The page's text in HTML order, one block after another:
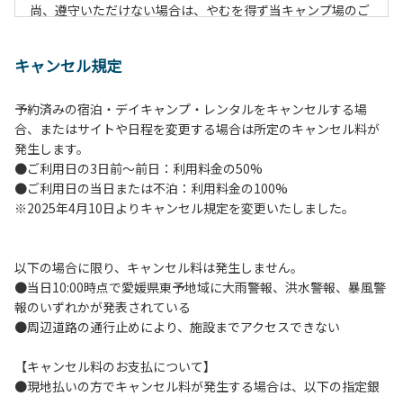
尚、遵守いただけない場合は、やむを得ず当キャンプ場のご
【ご案内ならびに注意事項】
２．利⽤上のルールを遵守いただき、ご⾃⾝で事故の防⽌に
努めてください。
３．安全管理上、お⼦さまの単独での⾏動はご遠慮くださ
い。
４．ゴミ（炭含む）は全てお持ち帰りください。
５．暴⼒団等反社会勢⼒及びその関係者ならびに公共の秩
６．不可抗⼒以外の事由により建造物、家具、備品、その他
の物品を損傷、紛失、汚染させた場合には、相当額を弁償し
ていただくことがあります。
７．当キャンプ場内（駐⾞場を含む）での事故や盗難などに
８．⾞中で宿泊される場合は、必ずエンジンを停⽌してくだ
さい。
キャンセル規定
予約済みの宿泊・デイキャンプ・レンタルをキャンセルする場
合、またはサイトや日程を変更する場合は所定のキャンセル料が
発生します。
●ご利用日の3日前～前日：利用料金の50%
●ご利用日の当日または不泊：利用料金の100%
※2025年4月10日よりキャンセル規定を変更いたしました。
以下の場合に限り、キャンセル料は発生しません。
●当日10:00時点で愛媛県東予地域に大雨警報、洪水警報、暴風警
報のいずれかが発表されている
●周辺道路の通行止めにより、施設までアクセスできない
【キャンセル料のお支払について】
●現地払いの方でキャンセル料が発生する場合は、以下の指定銀